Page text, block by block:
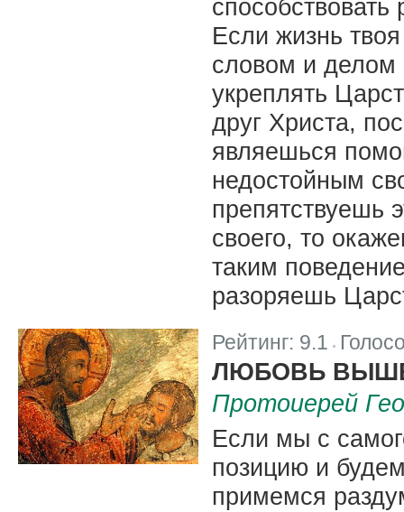
Если жизнь
словом и делом
укреплять
друг Христа,
являешься
недостойным
препятствуешь
своего, то
таким
разоряешь
Рейтинг: 9.1
ЛЮБОВЬ
Протоиерей
Если мы с
позицию и
примемся